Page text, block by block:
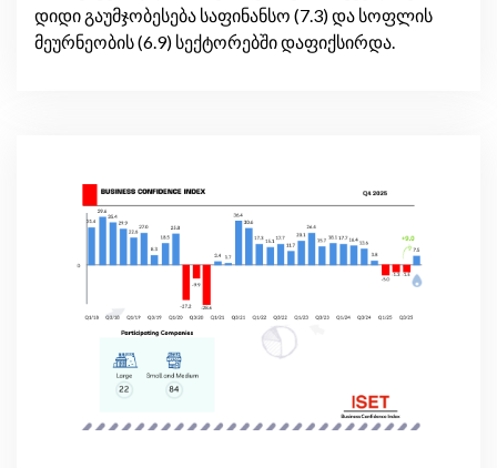
დიდი გაუმჯობესება საფინანსო (7.3) და სოფლის
მეურნეობის (6.9) სექტორებში დაფიქსირდა.